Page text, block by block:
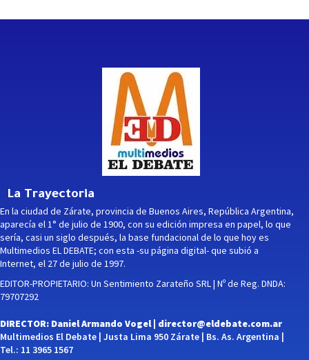
La Trayectoria
En la ciudad de Zárate, provincia de Buenos Aires, República Argentina,
aparecía el 1° de julio de 1900, con su edición impresa en papel, lo que
sería, casi un siglo después, la base fundacional de lo que hoy es
Multimedios EL DEBATE; con esta -su página digital- que subió a
Internet, el 27 de julio de 1997.
EDITOR-PROPIETARIO: Un Sentimiento Zarateño SRL | Nº de Reg. DNDA:
79707292
DIRECTOR: Daniel Armando Vogel | director@eldebate.com.ar
Multimedios El Debate | Justa Lima 950 Zárate | Bs. As. Argentina |
Tel.: 11 3965 1567